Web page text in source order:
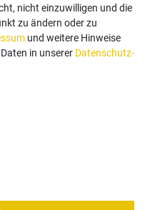
nicht einzuwilligen und die
zu ändern oder zu
und weitere Hinweise
in unserer Daten­schutz­